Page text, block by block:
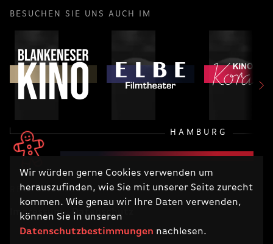
Wir würden gerne Cookies verwenden um
herauszufinden, wie Sie mit unserer Seite zurecht
kommen. Wie genau wir Ihre Daten verwenden,
können Sie in unseren
Datenschutzbestimmungen nachlesen.
BESUCHEN SIE UNS AUCH IM
HAMBURG
RECHTLICHES
Impressum Datenschutz